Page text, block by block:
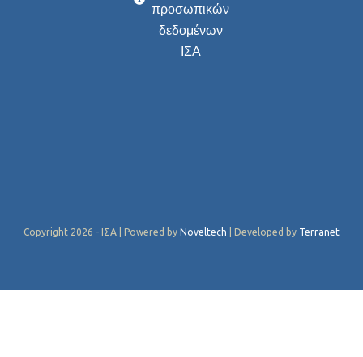
προσωπικών
δεδομένων
ΙΣΑ
Copyright 2026 - ΙΣΑ | Powered by Noveltech | Developed by Terranet